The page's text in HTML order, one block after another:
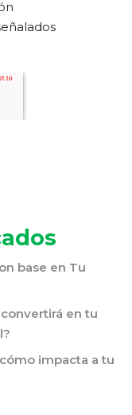
base en Tu
en tu
impacta a tu